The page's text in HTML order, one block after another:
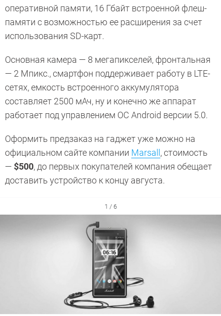
оперативной памяти, 16 Гбайт встроенной флеш-
памяти с возможностью ее расширения за счет
использования SD-карт.
Основная камера — 8 мегапикселей, фронтальная
— 2 Мпикс., смартфон поддерживает работу в LTE-
сетях, емкость встроенного аккумулятора
составляет 2500 мАч, ну и конечно же аппарат
работает под управлением ОС Android версии 5.0.
Оформить предзаказ на гаджет уже можно на
официальном сайте компании Marsall , стоимость
— $500, до первых покупателей компания обещает
доставить устройство к концу августа.
1 / 6